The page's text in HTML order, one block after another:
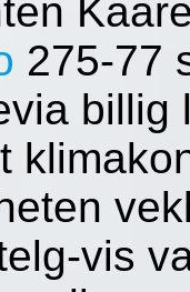
275-77
billig
vis